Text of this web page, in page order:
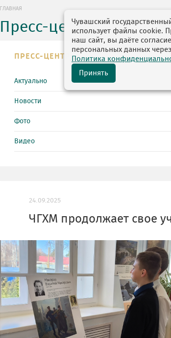
ГЛАВНАЯ
Пресс-центр
ПРЕСС-ЦЕНТР
Актуально
Новости
Фото
Видео
24.09.2025
ЧГХМ продолжает свое
Чувашский
использует файлы cookie.
наш сайт, вы даёте
персональных данных
Политика
Принять